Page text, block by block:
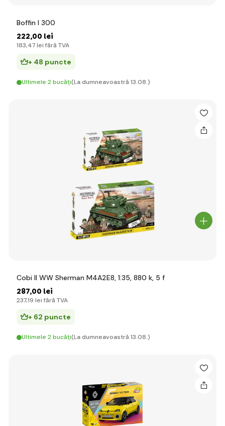
Boffin I 300
222,00 lei
183,47 lei fără TVA
+ 48 puncte
Ultimele 2 bucăți(La dumneavoastră 13.08.)
Cobi II WW Sherman M4A2E8, 1:35, 880 k, 5 f
287,00 lei
237,19 lei fără TVA
+ 62 puncte
Ultimele 2 bucăți(La dumneavoastră 13.08.)